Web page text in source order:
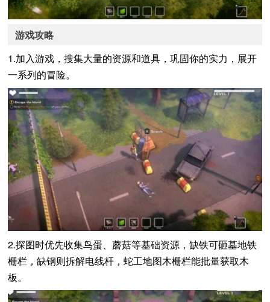
游戏攻略
1.加入游戏，搜集大量的资源和道具，巩固你的实力，展开
一系列的冒险。
2.探图时优先收集鸟蛋、蘑菇等基础资源，缺铁可砸墓地铁
栅栏，缺钢则拆解电线杆，蛇工地图木栅栏能批量获取木
板。